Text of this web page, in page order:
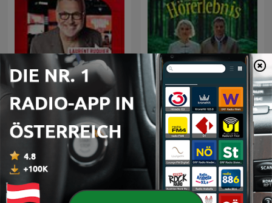
Les Grosses Têtes Hazel Thomas Hörerlebnis